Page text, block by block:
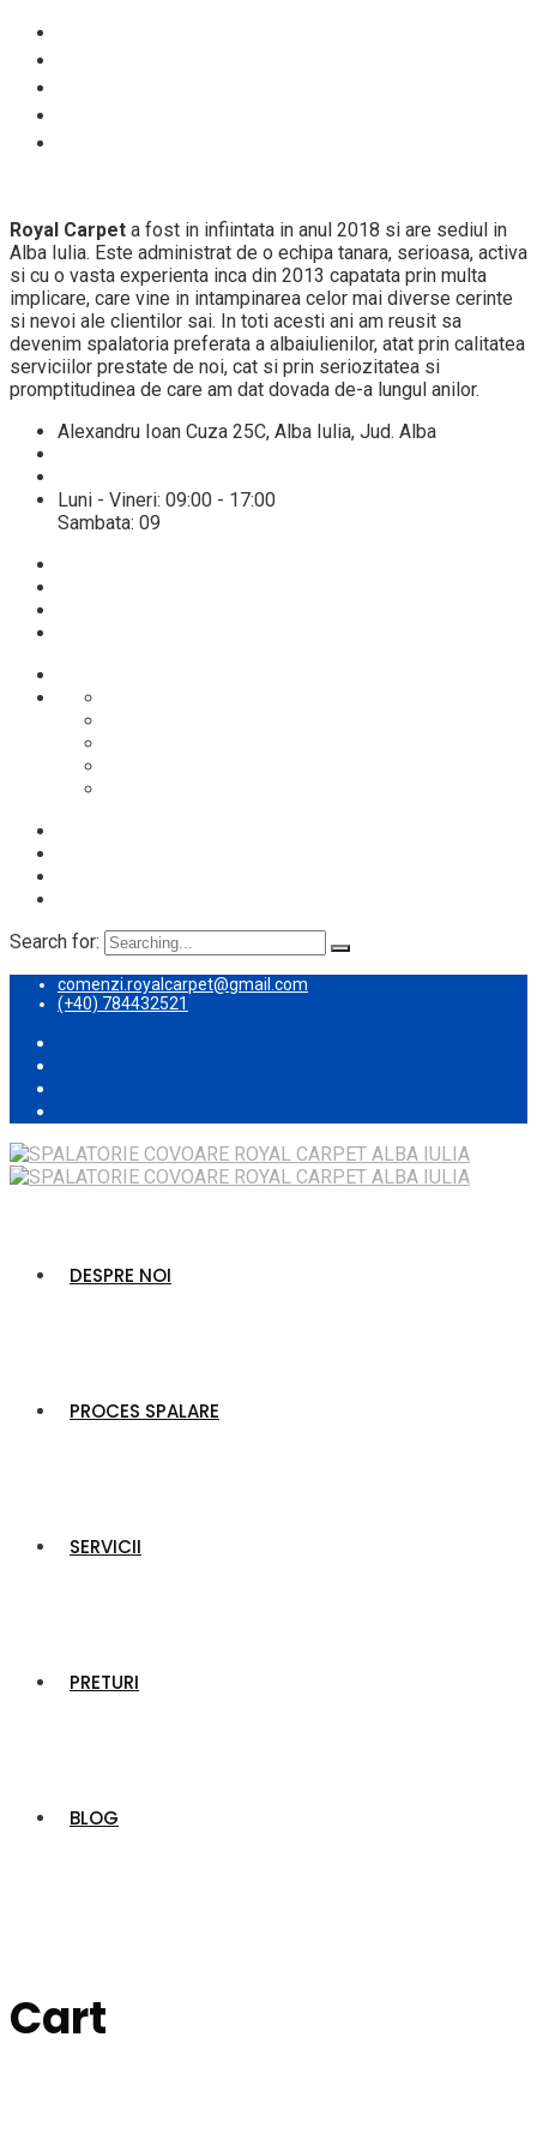
Royal Carpet a fost in infiintata in anul 2018 si are sediul in
Alba Iulia. Este administrat de o echipa tanara, serioasa, activa
si cu o vasta experienta inca din 2013 capatata prin multa
implicare, care vine in intampinarea celor mai diverse cerinte
si nevoi ale clientilor sai. In toti acesti ani am reusit sa
devenim spalatoria preferata a albaiulienilor, atat prin calitatea
serviciilor prestate de noi, cat si prin seriozitatea si
promptitudinea de care am dat dovada de-a lungul anilor.
Alexandru Ioan Cuza 25C, Alba Iulia, Jud. Alba
Luni - Vineri: 09:00 - 17:00
Sambata: 09
Search for:
comenzi.royalcarpet@gmail.com
(+40) 784432521
DESPRE NOI
PROCES SPALARE
SERVICII
PRETURI
BLOG
Cart